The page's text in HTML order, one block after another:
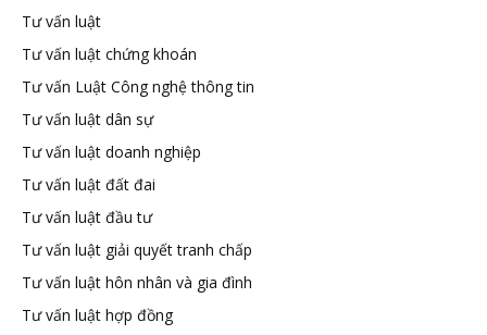
Tư vấn luật
Tư vấn luật chứng khoán
Tư vấn Luật Công nghệ thông tin
Tư vấn luật dân sự
Tư vấn luật doanh nghiệp
Tư vấn luật đất đai
Tư vấn luật đầu tư
Tư vấn luật giải quyết tranh chấp
Tư vấn luật hôn nhân và gia đình
Tư vấn luật hợp đồng